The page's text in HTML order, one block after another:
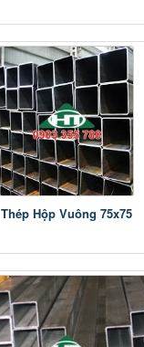
Thép Hộp Vuông 75x75